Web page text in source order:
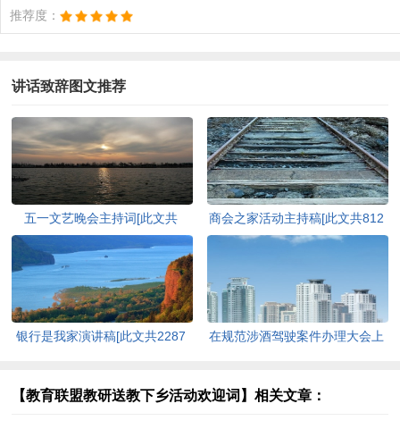
推荐度：
讲话致辞图文推荐
五一文艺晚会主持词[此文共
商会之家活动主持稿[此文共812
字]
银行是我家演讲稿[此文共2287
在规范涉酒驾驶案件办理大会上
【教育联盟教研送教下乡活动欢迎词】相关文章：